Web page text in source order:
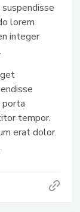
lorem
integer
porta
tempor.
erat dolor.